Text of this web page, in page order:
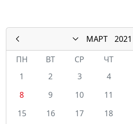
МАРТ
2021
ПН
ВТ СР ЧТ
1
2 3 4
8
9 10 11
15
16 17 18